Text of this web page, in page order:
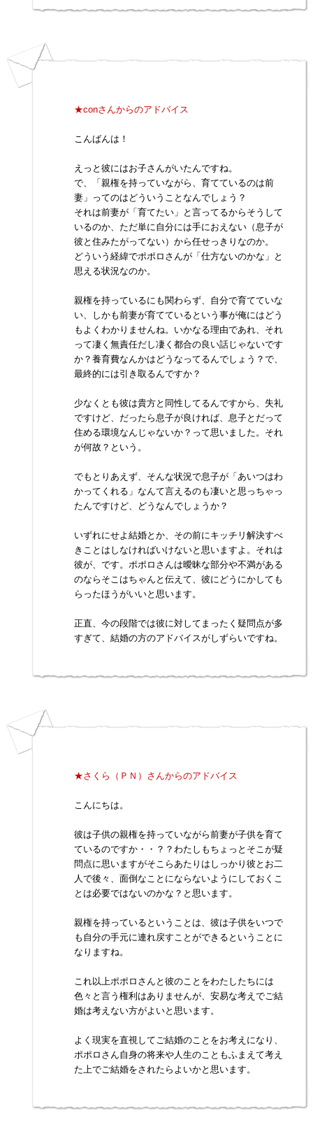
★conさんからのアドバイス
こんばんは！
えっと彼にはお子さんがいたんですね。
で、「親権を持っていながら、育てているのは前
妻」ってのはどういうことなんでしょう？
それは前妻が「育てたい」と言ってるからそうして
いるのか、ただ単に自分には手におえない（息子が
彼と住みたがってない）から任せっきりなのか。
どういう経緯でポポロさんが「仕方ないのかな」と
思える状況なのか。
親権を持っているにも関わらず、自分で育てていな
い、しかも前妻が育てているという事が俺にはどう
もよくわかりませんね。いかなる理由であれ、それ
って凄く無責任だし凄く都合の良い話じゃないです
か？養育費なんかはどうなってるんでしょう？で、
最終的には引き取るんですか？
少なくとも彼は貴方と同性してるんですから、失礼
ですけど、だったら息子が良ければ、息子とだって
住める環境なんじゃないか？って思いました。それ
が何故？という。
でもとりあえず、そんな状況で息子が「あいつはわ
かってくれる」なんて言えるのも凄いと思っちゃっ
たんですけど、どうなんでしょうか？
いずれにせよ結婚とか、その前にキッチリ解決すべ
きことはしなければいけないと思いますよ。それは
彼が、です。ポポロさんは曖昧な部分や不満がある
のならそこはちゃんと伝えて、彼にどうにかしても
らったほうがいいと思います。
正直、今の段階では彼に対してまったく疑問点が多
すぎて、結婚の方のアドバイスがしずらいですね。
★さくら（ＰＮ）さんからのアドバイス
こんにちは。
彼は子供の親権を持っていながら前妻が子供を育て
ているのですか・・？？わたしもちょっとそこが疑
問点に思いますがそこらあたりはしっかり彼とお二
人で後々、面倒なことにならないようにしておくこ
とは必要ではないのかな？と思います。
親権を持っているということは、彼は子供をいつで
も自分の手元に連れ戻すことができるということに
なりますね。
これ以上ポポロさんと彼のことをわたしたちには
色々と言う権利はありませんが、安易な考えでご結
婚は考えない方がよいと思います。
よく現実を直視してご結婚のことをお考えになり、
ポポロさん自身の将来や人生のこともふまえて考え
た上でご結婚をされたらよいかと思います。